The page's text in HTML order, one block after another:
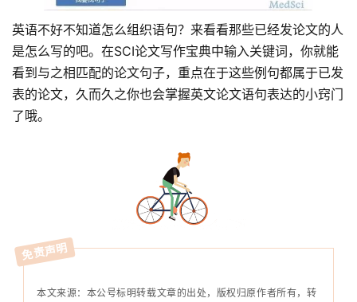
英语不好不知道怎么组织语句？来看看那些已经发论文的人
是怎么写的吧。在SCI论文写作宝典中输入关键词，你就能
看到与之相匹配的论文句子，重点在于这些例句都属于已发
表的论文，久而久之你也会掌握英文论文语句表达的小窍门
了哦。
免责声明
本文来源：本公号标明转载文章的出处，版权归原作者所有，转